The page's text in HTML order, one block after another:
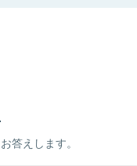
答えします。